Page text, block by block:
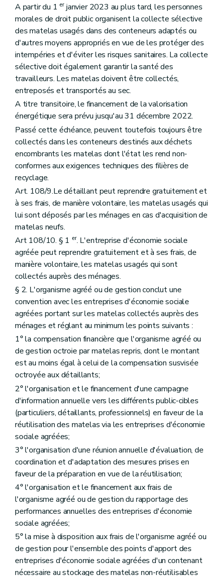
A partir du 1 erjanvier 2023 au plus tard, les personnes
morales de droit public organisent la collecte sélective
des matelas usagés dans des conteneurs adaptés ou
d'autres moyens appropriés en vue de les protéger des
intempéries et d'éviter les risques sanitaires. La collecte
sélective doit également garantir la santé des
travailleurs. Les matelas doivent être collectés,
entreposés et transportés au sec.
A titre transitoire, le financement de la valorisation
énergétique sera prévu jusqu'au 31 décembre 2022.
Passé cette échéance, peuvent toutefois toujours être
collectés dans les conteneurs destinés aux déchets
encombrants les matelas dont l'état les rend non-
conformes aux exigences techniques des filières de
recyclage.
Art. 108/9.Le détaillant peut reprendre gratuitement et
à ses frais, de manière volontaire, les matelas usagés qui
lui sont déposés par les ménages en cas d'acquisition de
matelas neufs.
Art 108/10. § 1 er. L'entreprise d'économie sociale
agréée peut reprendre gratuitement et à ses frais, de
manière volontaire, les matelas usagés qui sont
collectés auprès des ménages.
§ 2. L'organisme agréé ou de gestion conclut une
convention avec les entreprises d'économie sociale
agréées portant sur les matelas collectés auprès des
ménages et réglant au minimum les points suivants :
1° la compensation financière que l'organisme agréé ou
de gestion octroie par matelas repris, dont le montant
est au moins égal à celui de la compensation susvisée
octroyée aux détaillants;
2° l'organisation et le financement d'une campagne
d'information annuelle vers les différents public-cibles
(particuliers, détaillants, professionnels) en faveur de la
réutilisation des matelas via les entreprises d'économie
sociale agréées;
3° l'organisation d'une réunion annuelle d'évaluation, de
coordination et d'adaptation des mesures prises en
faveur de la préparation en vue de la réutilisation;
4° l'organisation et le financement aux frais de
l'organisme agréé ou de gestion du rapportage des
performances annuelles des entreprises d'économie
sociale agréées;
5° la mise à disposition aux frais de l'organisme agréé ou
de gestion pour l'ensemble des points d'apport des
entreprises d'économie sociale agréées d'un contenant
nécessaire au stockage des matelas non-réutilisables